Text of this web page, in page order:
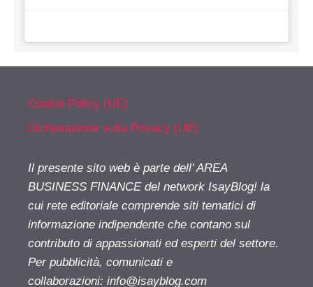
Cookie Policy (UE)
Dichiarazione sulla Privacy (UE)
Il presente sito web è parte dell' AREA
BUSINESS FINANCE del network IsayBlog! la
cui rete editoriale comprende siti tematici di
informazione indipendente che contano sul
contributo di appassionati ed esperti del settore.
Per pubblicità, comunicati e
collaborazioni: info@isayblog.com